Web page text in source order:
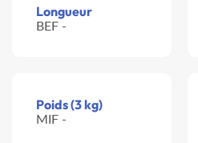
Longueur
BEF -
Poids (3 kg)
MIF -